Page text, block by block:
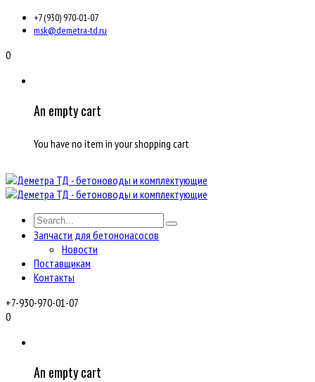
+7 (930) 970-01-07
msk@demetra-td.ru
0
An empty cart
You have no item in your shopping cart
Запчасти для бетононасосов
Новости
Поставщикам
Контакты
+7-930-970-01-07
0
An empty cart